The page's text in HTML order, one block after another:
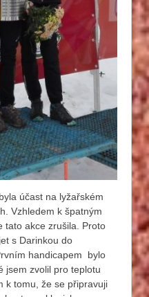
účast na lyžařském
Vzhledem k špatným
tato akce zrušila. Proto
s Darinkou do
handicapem bylo
jsem zvolil pro teplotu
k tomu, že se připravuji